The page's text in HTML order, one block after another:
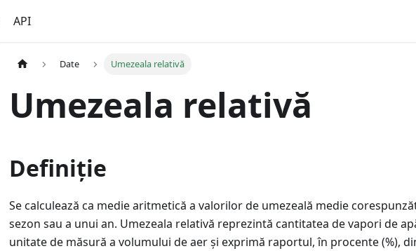
API
Date Umezeala relativă
Umezeala relativă
Definiție
Se calculează ca medie aritmetică a valorilor de umezeală medie
sezon sau a unui an. Umezeala relativă reprezintă cantitatea de vapori de
unitate de măsură a volumului de aer și exprimă raportul, în procente (%),